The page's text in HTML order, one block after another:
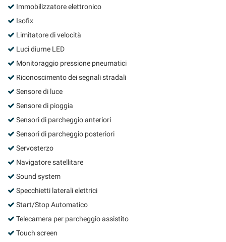
Immobilizzatore elettronico
Isofix
Limitatore di velocità
Luci diurne LED
Monitoraggio pressione pneumatici
Riconoscimento dei segnali stradali
Sensore di luce
Sensore di pioggia
Sensori di parcheggio anteriori
Sensori di parcheggio posteriori
Servosterzo
Navigatore satellitare
Sound system
Specchietti laterali elettrici
Start/Stop Automatico
Telecamera per parcheggio assistito
Touch screen